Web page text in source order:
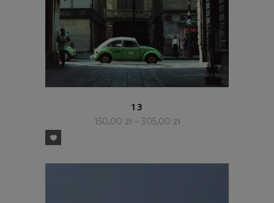
13
150,00 zł – 305,00 zł